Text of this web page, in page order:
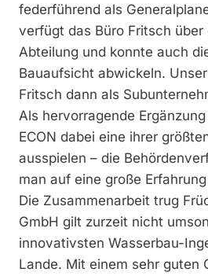
federführend als
verfügt das Büro Fritsch über
Abteilung und konnte auch
Bauaufsicht abwickeln.
Fritsch dann als
Als hervorragende
ECON dabei eine ihrer
ausspielen – die
man auf eine große
Die Zusammenarbeit trug
GmbH gilt zurzeit nicht
innovativsten Wasserbau-
Lande. Mit einem sehr guten